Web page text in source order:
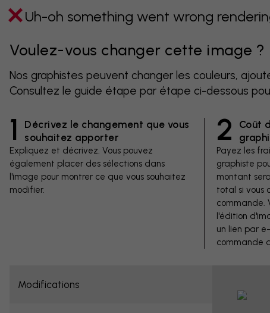
Uh-oh something went wrong
Voulez-vous changer cette image ?
Nos graphistes peuvent changer les couleurs,
Consultez le guide étape par étape ci-dessous
1
Décrivez le changement que vous
souhaitez apporter
Expliquez et décrivez. Vous pouvez
également placer des sélections dans
l'image pour montrer ce que vous souhaitez
modifier.
2
Coût
Payez les
graphiste
montant
total si vous
commande.
l'édition
un lien par
commande
Modifications